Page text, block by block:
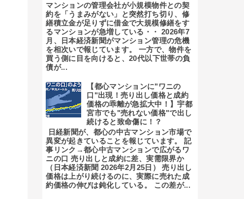
マンションの管理会社が小規模物件との契
約を「うまみがない」と突然打ち切り、修
繕積立金が足りずに借金で大規模修繕をす
るマンションが急増している・・ 2026年7
月、日本経済新聞がマンション管理の危機
を相次いで報じています。 一方で、物件を
買う側に目を向けると、20代以下世帯の負
債が...
【都心マンションに"ワニの
口"出現！売り出し価格と成約
価格の乖離が急拡大中！】宇都
宮市でも"売れない価格"で出し
続けると致命傷に！？
日経新聞が、都心の中古マンション市場で
異変が起きていることを報じています。 記
事リンク→都心中古マンションで広がるワ
ニの口 売り出しと成約に差、実需限界か
（日本経済新聞 2026年2月25日） 売り出し
価格は上がり続けるのに、実際に売れた成
約価格の伸びは鈍化している。 この差が...